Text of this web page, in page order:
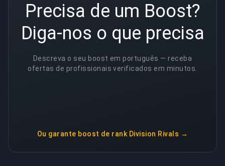
Precisa de um Boost?
Diga-nos o que precisa
Descreva o seu boost em português — receba
ofertas de profissionais verificados em minutos.
Ou garante boost de rank Division Rivals →